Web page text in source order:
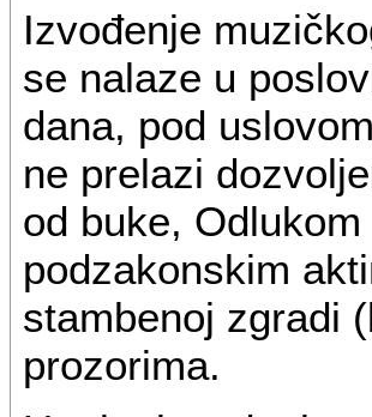
Izvođenje
se nalaze u
dana, pod
ne prelazi
od buke,
podzakonskim
stambenoj zgradi
prozorima.